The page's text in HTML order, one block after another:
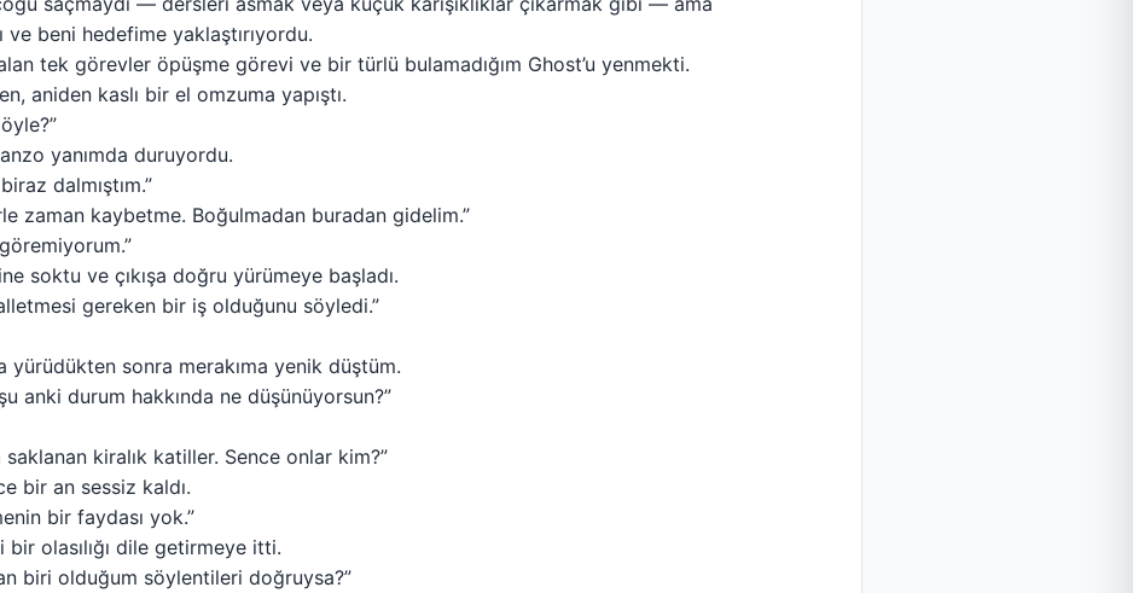
ve beni hedefime yaklaştırıyordu.
tek görevler öpüşme görevi ve bir türlü bulamadığım Ghost’u yenmekti.
aniden kaslı bir el omzuma yapıştı.
yanımda duruyordu.
dalmıştım.”
zaman kaybetme. Boğulmadan buradan gidelim.”
soktu ve çıkışa doğru yürümeye başladı.
gereken bir iş olduğunu söyledi.”
yürüdükten sonra merakıma yenik düştüm.
anki durum hakkında ne düşünüyorsun?”
saklanan kiralık katiller. Sence onlar kim?”
bir an sessiz kaldı.
bir faydası yok.”
bir olasılığı dile getirmeye itti.
biri olduğum söylentileri doğruysa?”